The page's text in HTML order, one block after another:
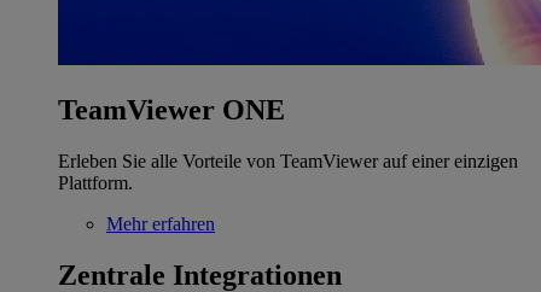
TeamViewer ONE
Erleben Sie alle Vorteile von TeamViewer auf einer einzigen
Plattform.
Mehr erfahren
Zentrale Integrationen